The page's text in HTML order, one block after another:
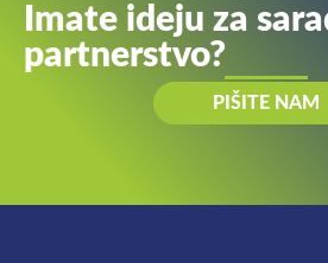
Imate ideju za
partnerstvo?
PIŠITE NAM